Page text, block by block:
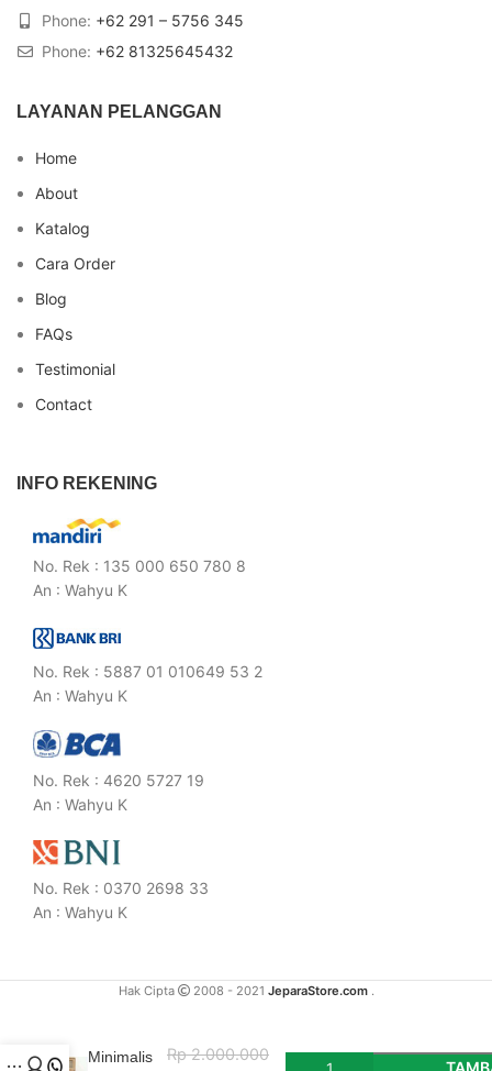
Phone: +62 291 – 5756 345
Phone: +62 81325645432
LAYANAN PELANGGAN
Home
About
Katalog
Cara Order
Blog
FAQs
Testimonial
Contact
INFO REKENING
No. Rek : 135 000 650 780 8
An : Wahyu K
No. Rek : 5887 01 010649 53 2
An : Wahyu K
No. Rek : 4620 5727 19
An : Wahyu K
No. Rek : 0370 2698 33
An : Wahyu K
Hak Cipta 2008 - 2021 JeparaStore.com.
Minimalis
Rp2.000.000